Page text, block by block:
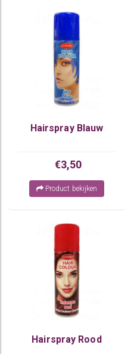
Hairspray Blauw
€3,50
Product bekijken
Hairspray Rood